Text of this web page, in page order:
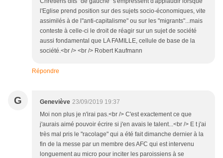
l'Eglise prend position sur des sujets socio-économiques, vite
assimilés à de l"anti-capitalisme" ou sur les "migrants"...mais
conteste à celle-ci le droit de réagir sur un sujet de société
aussi fondamental que LA FAMILLE, cellule de base de la
société.<br /> <br /> Robert Kaufmann
Répondre
G Geneviève 23/09/2019 19:37
Moi non plus je n'irai pas.<br /> C'est exactement ce que
j'aurais aimé pouvoir écrire si j'en avais le talent...<br /> E t j'ai
très mal pris le "racolage" qui a été fait dimanche dernier à la
fin de la messe par un membre des AFC qui est intervenu
longuement au micro pour inciter les paroissiens à se